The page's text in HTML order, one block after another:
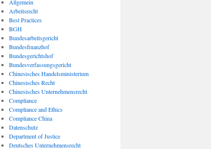
Allgemein
Arbeitsrecht
Best Practices
BGH
Bundesarbeitsgericht
Bundesfinanzhof
Bundesgerichtshof
Bundesverfassungsgericht
Chinesisches Handelsministerium
Chinesisches Recht
Chinesisches Unternehmensrecht
Compliance
Compliance and Ethics
Compliance China
Datenschutz
Department of Justice
Deutsches Unternehmensrecht